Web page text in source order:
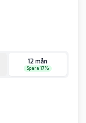
12 mån
Spara 17%